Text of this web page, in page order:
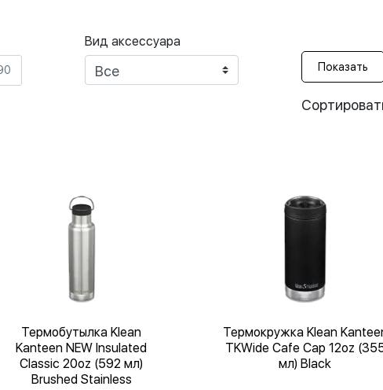
Вид аксессуара
Термобутылка Klean
Kanteen NEW Insulated
Classic 20oz (592 мл)
Brushed Stainless
Термокружка Klean
TKWide Cafe Cap 12oz
мл) Black